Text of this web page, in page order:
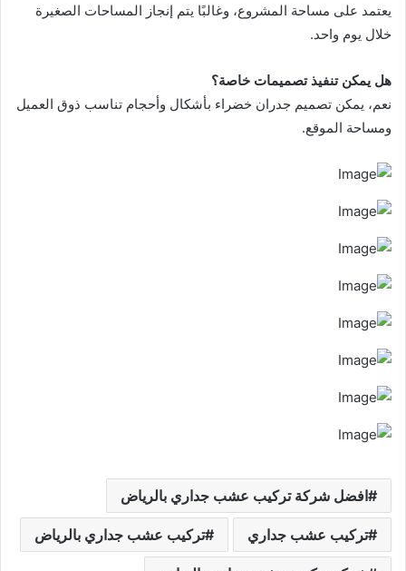
يعتمد على مساحة المشروع، وغالبًا يتم إنجاز المساحات الصغيرة
خلال يوم واحد.
هل يمكن تنفيذ تصميمات خاصة؟
نعم، يمكن تصميم جدران خضراء بأشكال وأحجام تناسب ذوق العميل
ومساحة الموقع.
افضل شركة تركيب عشب جداري بالرياض
تركيب عشب جداري تركيب عشب جداري بالرياض